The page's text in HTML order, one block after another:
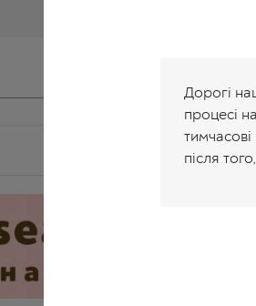
Дорогі
процесі
після